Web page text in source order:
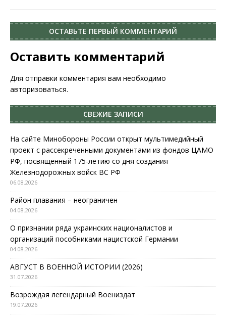
ОСТАВЬТЕ ПЕРВЫЙ КОММЕНТАРИЙ
Оставить комментарий
Для отправки комментария вам необходимо
авторизоваться.
СВЕЖИЕ ЗАПИСИ
На сайте Минобороны России открыт мультимедийный
проект с рассекреченными документами из фондов ЦАМО
РФ, посвященный 175-летию со дня создания
Железнодорожных войск ВС РФ
06.08.2026
Район плавания – неограничен
04.08.2026
О признании ряда украинских националистов и
организаций пособниками нацистской Германии
04.08.2026
АВГУСТ В ВОЕННОЙ ИСТОРИИ (2026)
31.07.2026
Возрождая легендарный Воениздат
19.07.2026